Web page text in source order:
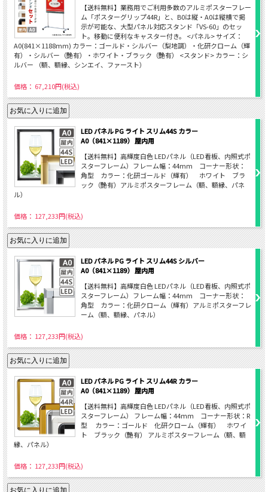
【送料無料】業務用でご利用多数のアルミポスターフレー
ム「ポスターグリップ44R」と、B0は縦・A0は縦横で掲
示が可能な、大型パネル対応スタンド「VS-60」のセッ
ト。移動に便利なキャスター付き。 <パネル> サイズ：
A0(841×1188mm) カラー：ゴールド・シルバー（梨地調）・化研クローム（輝
有）・シルバー（艶有）・ホワイト・ブラック（艶有） <スタンド> カラー：シ
ルバー （額、額縁、シンエイ、ファースト）
価格： 67,210円(税込)
LED パネル PG ライト スリム44S カラー
A0（841×1189） 屋内用
【送料無料】高輝度白色 LEDパネル（LED看板、内照式ポ
スターフレーム）フレーム幅：44mm コーナー形状：
角型 カラー：化研ゴールド（輝有） ホワイト ブラ
ック（艶有）アルミポスターフレーム（額、額縁、パネ
ル）
価格： 127,233円(税込)
LED パネル PG ライト スリム44S シルバー
A0（841×1189） 屋内用
【送料無料】高輝度白色 LEDパネル（LED看板、内照式ポ
スターフレーム）フレーム幅：44mm コーナー形状：
角型 カラー：化研クローム（輝有）アルミポスターフレ
ーム（額、額縁、パネル）
価格： 127,233円(税込)
LED パネル PG ライト スリム44R カラー
A0（841×1189） 屋内用
【送料無料】高輝度白色 LEDパネル（LED看板、内照式ポ
スターフレーム） フレーム幅：44ｍｍ コーナー形状：R
型 カラー：ゴールド 化研クローム（輝有） ホワイ
ト ブラック（艶有） アルミポスターフレーム（額、額
縁、パネル）
価格： 127,233円(税込)